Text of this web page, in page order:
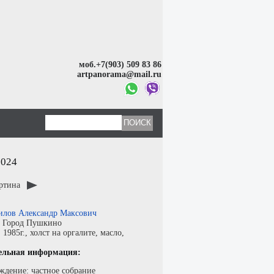
моб.+7(903) 509 83 86
artpanorama@mail.ru
Александр Максович
Город Пушкино
1985г., холст на оргалите, масло,
информация:
частное собрание